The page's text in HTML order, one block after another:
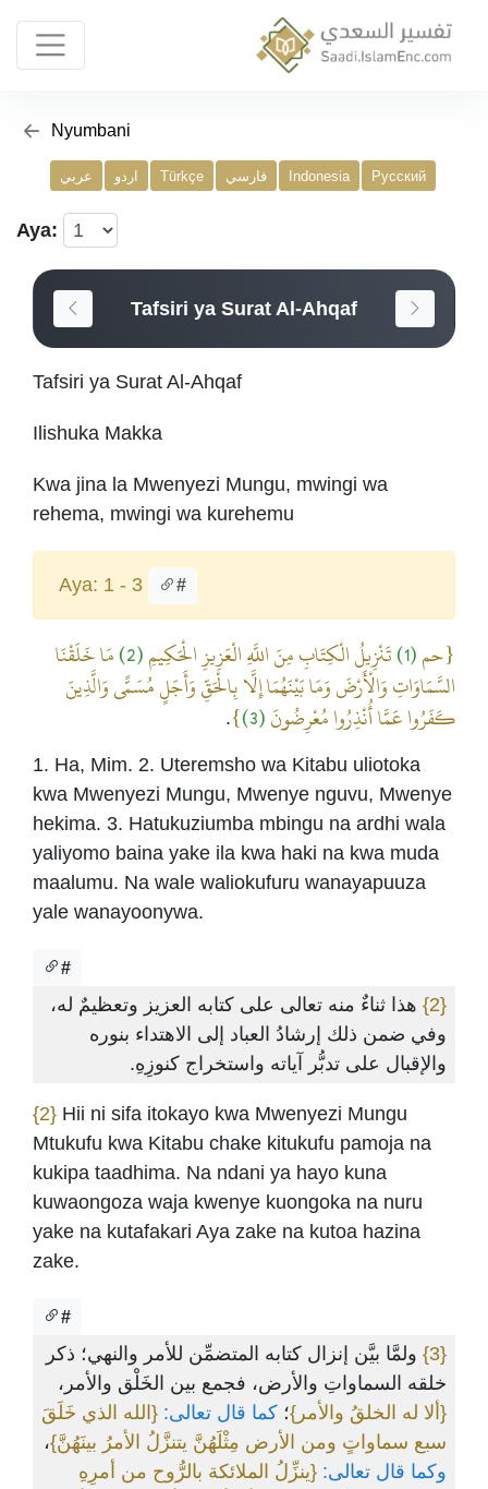
Nyumbani
عربي اردو Türkçe فارسي Indonesia Русский
Aya:
Tafsiri ya Surat Al-Ahqaf
Tafsiri ya Surat Al-Ahqaf
Ilishuka Makka
Kwa jina la Mwenyezi Mungu, mwingi wa
rehema, mwingi wa kurehemu
Aya: 1 - 3 #
{حم(1) تَنْزِيلُ الْكِتَابِ مِنَ اللَّهِ الْعَزِيزِ الْحَكِيمِ(2)
مَا خَلَقْنَا
السَّمَاوَاتِ وَالْأَرْضَ وَمَا بَيْنَهُمَا إِلَّا بِالْحَقِّ وَأَجَلٍ مُسَمًّى وَالَّذِينَ
كَفَرُوا عَمَّا أُنْذِرُوا مُعْرِضُونَ(3)
}
.
1. Ha, Mim. 2. Uteremsho wa Kitabu uliotoka
kwa Mwenyezi Mungu, Mwenye nguvu, Mwenye
hekima. 3. Hatukuziumba mbingu na ardhi wala
yaliyomo baina yake ila kwa haki na kwa muda
maalumu. Na wale waliokufuru wanayapuuza
yale wanayoonywa.
#
{2}
هذا ثناءٌ منه تعالى على كتابه العزيز وتعظيمٌ له،
وفي ضمن ذلك إرشادُ العباد إلى الاهتداء بنوره
والإقبال على تدبُّر آياته واستخراج كنوزِهِ.
{2} Hii ni sifa itokayo kwa Mwenyezi Mungu
Mtukufu kwa Kitabu chake kitukufu pamoja na
kukipa taadhima. Na ndani ya hayo kuna
kuwaongoza waja kwenye kuongoka na nuru
yake na kutafakari Aya zake na kutoa hazina
zake.
#
{3}
ولمَّا بيَّن إنزال كتابه المتضمِّن للأمر والنهي؛ ذكر
خلقه السماواتِ والأرض، فجمع بين الخَلْق والأمر،
{ألا له الخلقُ والأمر}؛ كما قال تعالى: {الله الذي خَلَقَ
سبع سماواتٍ ومن الأرض مِثْلَهُنَّ يتنزَّلُ الأمرُ بينَهُنَّ}،
وكما قال تعالى: {ينزِّلُ الملائكة بالرُّوح من أمرِهِ